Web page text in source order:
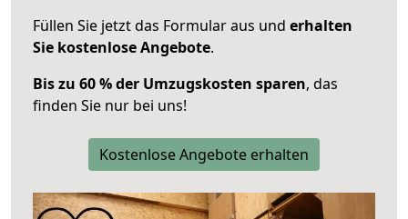
Füllen Sie jetzt das Formular aus und erhalten
Sie kostenlose Angebote.
Bis zu 60 % der Umzugskosten sparen, das
finden Sie nur bei uns!
Kostenlose Angebote erhalten